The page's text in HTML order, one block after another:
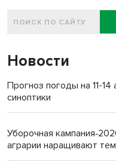
Новости
Прогноз погоды на 11-
синоптики
Уборочная
аграрии наращивают